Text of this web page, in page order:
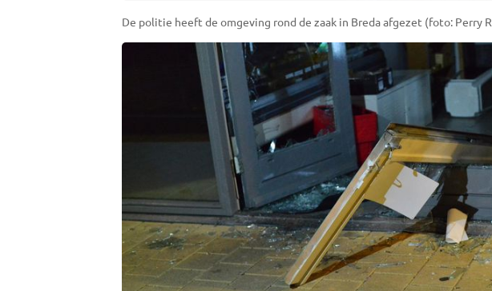
De politie heeft de omgeving rond de zaak in Breda afgezet (foto: Perry